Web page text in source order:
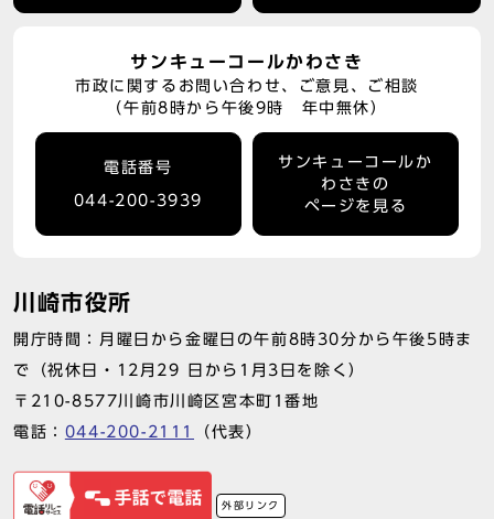
サンキューコールかわさき
市政に関するお問い合わせ、ご意見、ご相談
（午前8時から午後9時 年中無休）
電話番号
044-200-3939
サンキューコールか
わさきの
ページを見る
川崎市役所
開庁時間：月曜日から金曜日の午前8時30分から午後5時ま
で（祝休日・12月29 日から1月3日を除く）
〒210-8577川崎市川崎区宮本町1番地
電話： 044-200-2111 （代表）
外部リンク